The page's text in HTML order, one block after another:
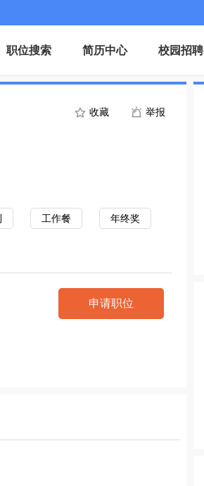
职位搜索 简历中心 校园招聘
收藏 举报
工作餐 年终奖
申请职位